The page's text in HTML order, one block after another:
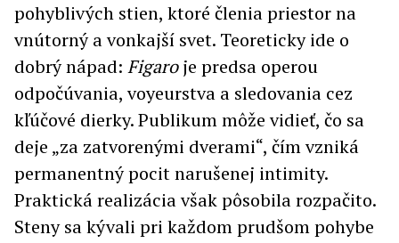
pohyblivých stien, ktoré členia priestor na
vnútorný a vonkajší svet. Teoreticky ide o
dobrý nápad: Figaroje predsa operou
odpočúvania, voyeurstva a sledovania cez
kľúčové dierky. Publikum môže vidieť, čo sa
deje „za zatvorenými dverami“, čím vzniká
permanentný pocit narušenej intimity.
Praktická realizácia však pôsobila rozpačito.
Steny sa kývali pri každom prudšom pohybe